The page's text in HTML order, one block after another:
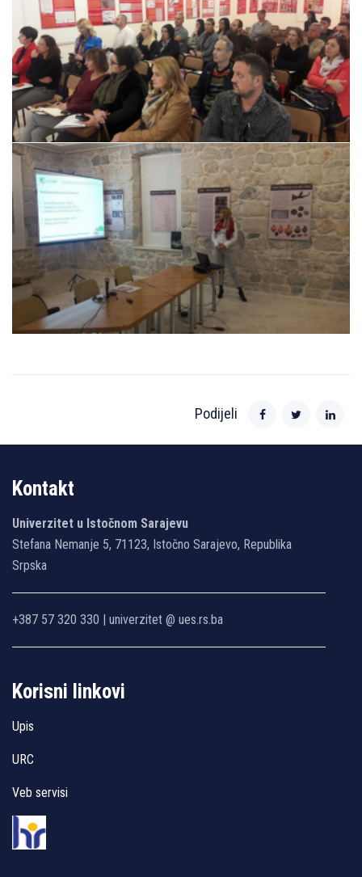
Podijeli
Kontakt
Univerzitet u Istočnom Sarajevu
Stefana Nemanje 5, 71123, Istočno Sarajevo, Republika
Srpska
+387 57 320 330 | univerzitet @ ues.rs.ba
Korisni linkovi
Upis
URC
Veb servisi